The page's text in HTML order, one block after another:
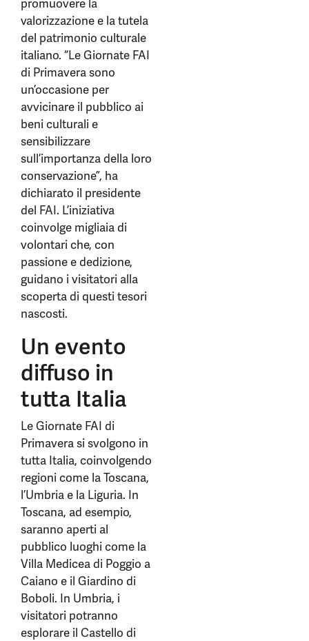
promuovere la
valorizzazione e la tutela
del patrimonio culturale
italiano. “Le Giornate FAI
di Primavera sono
un’occasione per
avvicinare il pubblico ai
beni culturali e
sensibilizzare
sull’importanza della loro
conservazione”, ha
dichiarato il presidente
del FAI. L’iniziativa
coinvolge migliaia di
volontari che, con
passione e dedizione,
guidano i visitatori alla
scoperta di questi tesori
nascosti.
Un evento
diffuso in
tutta Italia
Le Giornate FAI di
Primavera si svolgono in
tutta Italia, coinvolgendo
regioni come la Toscana,
l’Umbria e la Liguria. In
Toscana, ad esempio,
saranno aperti al
pubblico luoghi come la
Villa Medicea di Poggio a
Caiano e il Giardino di
Boboli. In Umbria, i
visitatori potranno
esplorare il Castello di